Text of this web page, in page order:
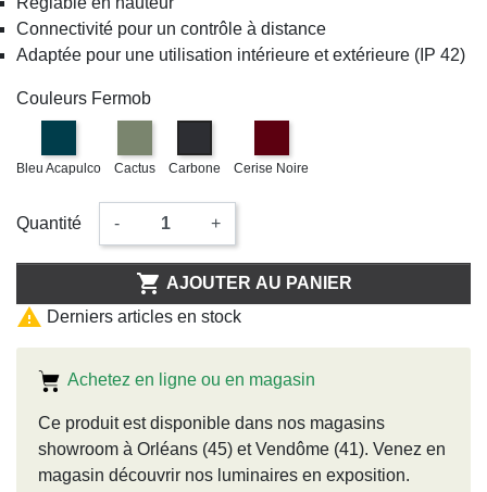
Connectivité pour un contrôle à distance
Adaptée pour une utilisation intérieure et extérieure (IP 42)
Couleurs Fermob
Bleu Acapulco Cactus Carbone Cerise Noire
Quantité - +
 AJOUTER AU PANIER
 Derniers articles en stock
Achetez en ligne ou en magasin
Ce produit est disponible dans nos magasins
showroom à Orléans (45) et Vendôme (41). Venez en
magasin découvrir nos luminaires en exposition.